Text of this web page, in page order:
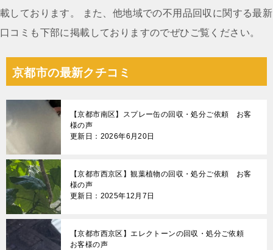
載しております。 また、他地域での不用品回収に関する最新
口コミも下部に掲載しておりますのでぜひご覧ください。
京都市の最新クチコミ
【京都市南区】スプレー缶の回収・処分ご依頼 お客
様の声
更新日：2026年6月20日
【京都市西京区】観葉植物の回収・処分ご依頼 お客
様の声
更新日：2025年12月7日
【京都市西京区】エレクトーンの回収・処分ご依頼
お客様の声